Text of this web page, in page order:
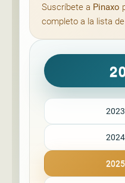
Suscríbete a Pinaxo
completo a la lista
2023
2024
2025